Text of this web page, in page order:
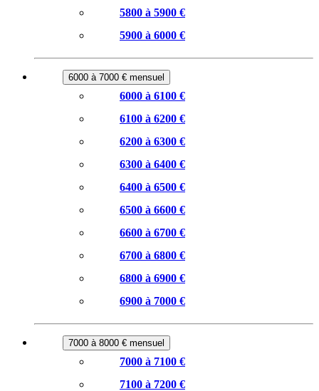
5800 à 5900 €
5900 à 6000 €
6000 à 7000 € mensuel
6000 à 6100 €
6100 à 6200 €
6200 à 6300 €
6300 à 6400 €
6400 à 6500 €
6500 à 6600 €
6600 à 6700 €
6700 à 6800 €
6800 à 6900 €
6900 à 7000 €
7000 à 8000 € mensuel
7000 à 7100 €
7100 à 7200 €